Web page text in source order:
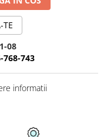
TE
08
768-743
informatii